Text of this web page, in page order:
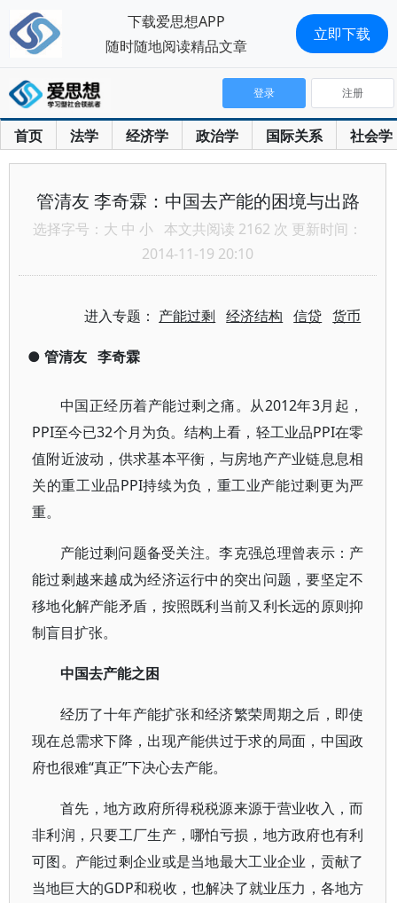
首页 法学 经济学 政治学 国际关系 社会学
登录 注册
管清友 李奇霖：中国去产能的困境与出路
选择字号： 大 中 小 本文共阅读 2162 次 更新时间：
2014-11-19 20:10
进入专题： 产能过剩 经济结构 信贷 货币
● 管清友 李奇霖
中国正经历着产能过剩之痛。从2012年3月起，
PPI至今已32个月为负。结构上看，轻工业品PPI在零
值附近波动，供求基本平衡，与房地产产业链息息相
关的重工业品PPI持续为负，重工业产能过剩更为严
重。
产能过剩问题备受关注。李克强总理曾表示：产
能过剩越来越成为经济运行中的突出问题，要坚定不
移地化解产能矛盾，按照既利当前又利长远的原则抑
制盲目扩张。
中国去产能之困
经历了十年产能扩张和经济繁荣周期之后，即使
现在总需求下降，出现产能供过于求的局面，中国政
府也很难“真正”下决心去产能。
首先，地方政府所得税税源来源于营业收入，而
非利润，只要工厂生产，哪怕亏损，地方政府也有利
可图。产能过剩企业或是当地最大工业企业，贡献了
当地巨大的GDP和税收，也解决了就业压力，各地方
下载爱思想APP
随时随地阅读精品文章
立即下载